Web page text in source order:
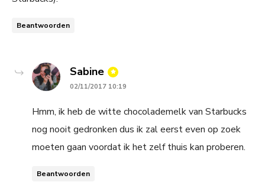
Beantwoorden
Sabine says:
02/11/2017 10:19
Hmm, ik heb de witte chocolademelk van Starbucks
nog nooit gedronken dus ik zal eerst even op zoek
moeten gaan voordat ik het zelf thuis kan proberen.
Beantwoorden